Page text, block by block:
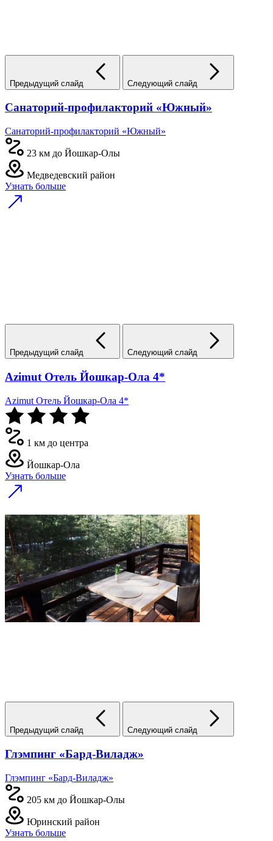
Предыдущий слайд Следующий слайд
Санаторий-профилакторий «Южный»
Санаторий-профилакторий «Южный»
23 км до Йошкар-Олы
Медведевский район
Узнать больше
Предыдущий слайд Следующий слайд
Azimut Отель Йошкар-Ола 4*
Azimut Отель Йошкар-Ола 4*
1 км до центра
Йошкар-Ола
Узнать больше
Предыдущий слайд Следующий слайд
Глэмпинг «Бард-Виладж»
Глэмпинг «Бард-Виладж»
205 км до Йошкар-Олы
Юринский район
Узнать больше